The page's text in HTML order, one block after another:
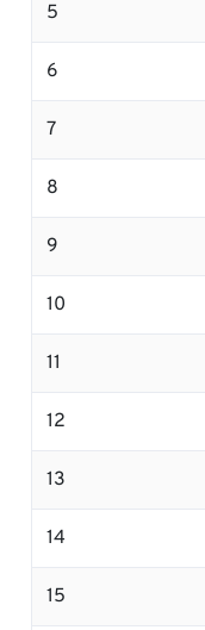
5
6
7
8
9
10
11
12
13
14
15